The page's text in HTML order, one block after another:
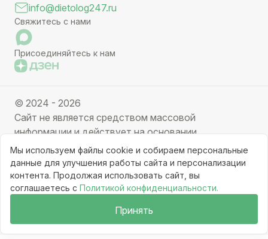
info@dietolog247.ru
Свяжитесь с нами
Присоединяйтесь к нам
© 2024 - 2026
Сайт не является средством массовой
информации и действует на основании
партнерских услуг. Отправляя заявку вы даете
свое согласие на обработку персональных данных.
Частичное или полное копирование информации с
ресурса, клонирование графических элементов
администрации сайта.
Мы используем файлы cookie и собираем персональные
данные для улучшения работы сайта и персонализации
контента. Продолжая использовать сайт, вы
соглашаетесь с Политикой конфиденциальности.
Принять